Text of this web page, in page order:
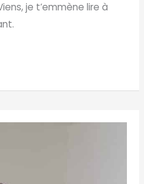
je t’emmène lire à